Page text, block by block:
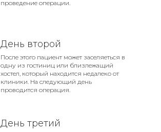
проведение операции.​​​​​​​
День второй
После этого пациент может заселяеться в
одну из гостиниц или близлежащий
хостел, который находится недалеко от
клиники. На следующий день
проводится операция.​​
День третий